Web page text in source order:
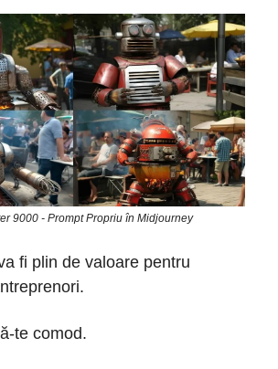
9000 - Prompt Propriu în Midjourney
fi plin de valoare pentru
te comod.